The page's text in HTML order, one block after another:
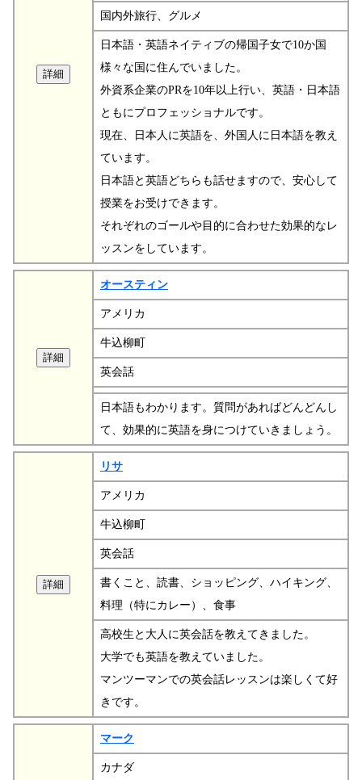
国内外旅行、グルメ
日本語・英語ネイティブの帰国子女で10か国
様々な国に住んでいました。
外資系企業のPRを10年以上行い、英語・日本語
ともにプロフェッショナルです。
現在、日本人に英語を、外国人に日本語を教え
ています。
日本語と英語どちらも話せますので、安心して
授業をお受けできます。
それぞれのゴールや目的に合わせた効果的なレ
ッスンをしています。
オースティン
アメリカ
牛込柳町
英会話
日本語もわかります。質問があればどんどんし
て、効果的に英語を身につけていきましょう。
リサ
アメリカ
牛込柳町
英会話
書くこと、読書、ショッピング、ハイキング、
料理（特にカレー）、食事
高校生と大人に英会話を教えてきました。
大学でも英語を教えていました。
マンツーマンでの英会話レッスンは楽しくて好
きです。
マーク
カナダ